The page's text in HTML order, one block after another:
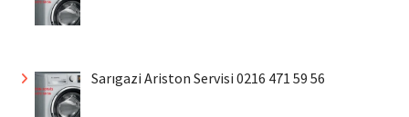
Sarıgazi Ariston Servisi 0216 471 59 56